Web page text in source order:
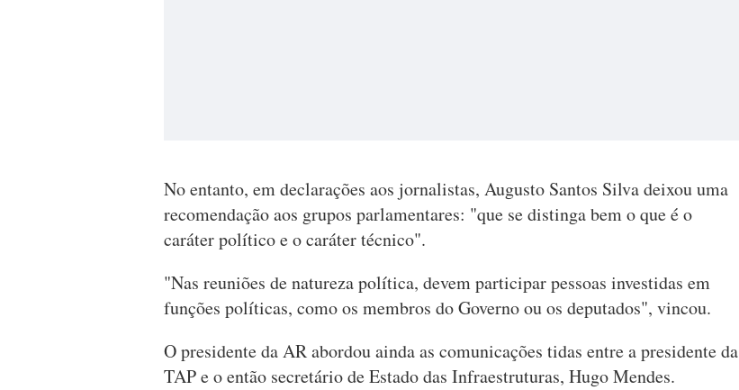
No entanto, em declarações aos jornalistas, Augusto Santos Silva deixou uma
recomendação aos grupos parlamentares: "que se distinga bem o que é o
caráter político e o caráter técnico".
"Nas reuniões de natureza política, devem participar pessoas investidas em
funções políticas, como os membros do Governo ou os deputados", vincou.
O presidente da AR abordou ainda as comunicações tidas entre a presidente da
TAP e o então secretário de Estado das Infraestruturas, Hugo Mendes.